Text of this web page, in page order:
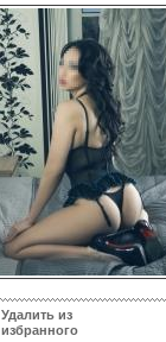
Удалить из
избранного